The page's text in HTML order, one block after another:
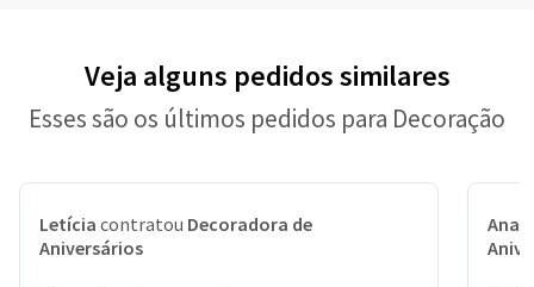
Veja alguns pedidos similares
Esses são os últimos pedidos para Decoração
Letícia contratou Decoradora de
Aniversários
Ana